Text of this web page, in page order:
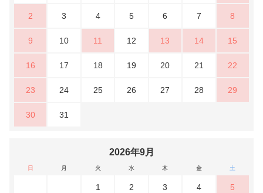
2 3 4 5 6 7 8
9 10 11 12 13 14 15
16 17 18 19 20 21 22
23 24 25 26 27 28 29
30 31
2026年9月
日 月 火 水 木 金 土
1 2 3 4 5